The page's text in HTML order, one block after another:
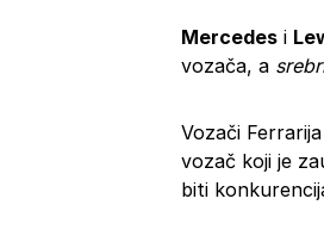
Mercedes i
vozača, a
Vozači
vozač koji je
biti